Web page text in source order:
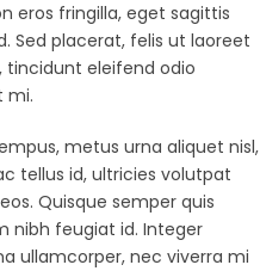
eros fringilla, eget sagittis
Sed placerat, felis ut laoreet
tincidunt eleifend odio
mi.
metus urna aliquet nisl,
tellus id, ultricies volutpat
Quisque semper quis
nibh feugiat id. Integer
ullamcorper, nec viverra mi